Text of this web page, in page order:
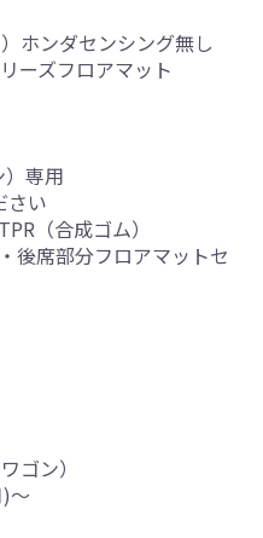
ホンダセンシング無し
ーズフロアマット
専用
さい
（合成ゴム）
後席部分フロアマットセ
ゴン）
～